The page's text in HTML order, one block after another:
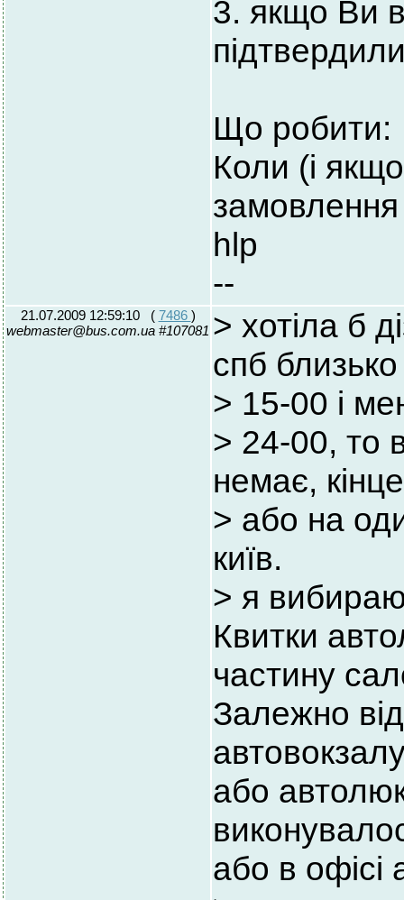
3. якщо Ви
Що робити:
Коли (і
hlp
--
21.07.2009 12:59:10 ( 7486 )
webmaster@bus.com.ua #107081 > хотіла б
спб близько
> 15-00 і
> 24-00, то
немає,
> або на
київ.
> я
Квитки
частину
Залежно
або
або в офісі